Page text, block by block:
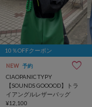
10％OFFクーポン
NEW 予約
CIAOPANIC TYPY
【SOUNDS GOOOOD】トラ
イアングルレザーバッグ
¥12,100